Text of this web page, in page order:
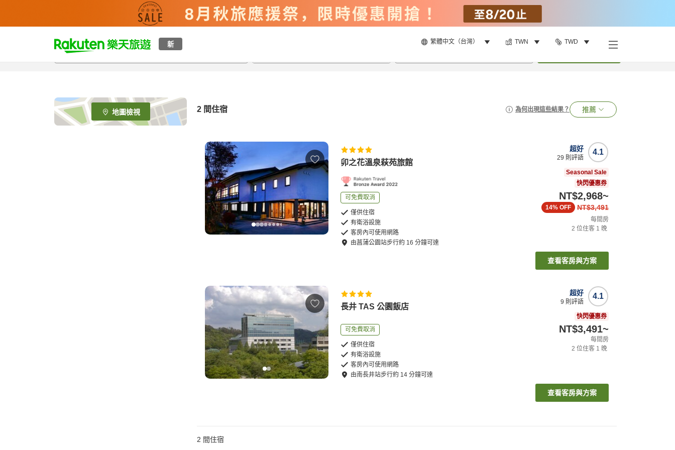
新 繁體中文（台灣） TWN TWD
t
p
e
_
s
地圖檢視 2 間住宿 為何出現這些結果？ 推薦
卯之花溫泉萩苑旅館
可免費取消
僅供住宿
有衛浴設施
客房內可使用網路
由菖蒲公園站步行約 16 分鐘可達
4.1
超好
29 則評語
Seasonal Sale
快閃優惠券
NT$2,968~
NT$3,491
14% OFF
每間房
2 位住客 1 晚
查看客房與方案
長井 TAS 公園飯店
可免費取消
僅供住宿
有衛浴設施
客房內可使用網路
由南長井站步行約 14 分鐘可達
4.1
超好
9 則評語
快閃優惠券
NT$3,491~
每間房
2 位住客 1 晚
查看客房與方案
2 間住宿